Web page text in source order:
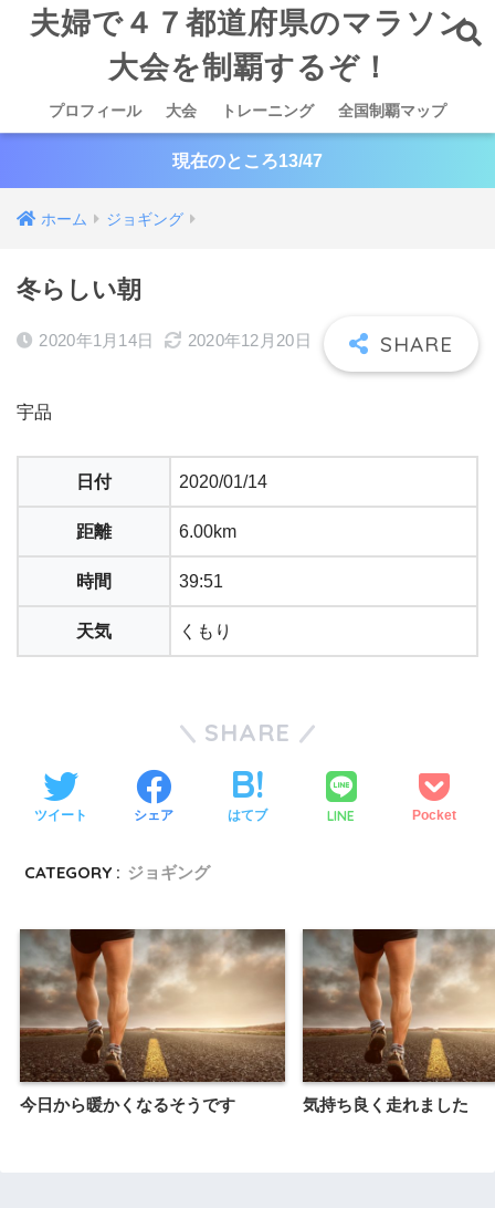
夫婦で４７都道府県のマラソン
大会を制覇するぞ！
プロフィール 大会 トレーニング 全国制覇マップ
現在のところ13/47
ホーム ジョギング
冬らしい朝
2020年1月14日 2020年12月20日
宇品
日付 2020/01/14
距離 6.00km
時間 39:51
天気 くもり
SHARE
ツイート シェア はてブ LINE Pocket
CATEGORY : ジョギング
今日から暖かくなるそうです 気持ち良く走れました